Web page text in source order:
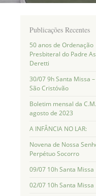
Publicações Recentes
50 anos de Ordenação
Presbiteral do Padre
Deretti
30/07 9h Santa Missa
São Cristóvão
Boletim mensal da
agosto de 2023
A INFÂNCIA NO LAR:
Novena de Nossa
Perpétuo Socorro
09/07 10h Santa Missa
02/07 10h Santa Missa